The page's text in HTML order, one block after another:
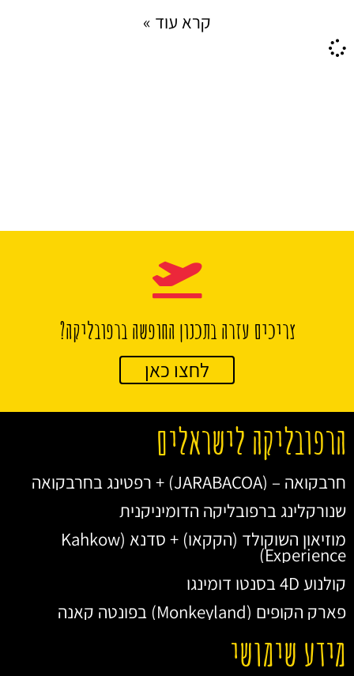
קרא עוד »
צריכים עזרה בתכנון החופשה ברפובליקה?
לחצו כאן
הרפובליקה לישראלים
חרבקואה – (JARABACOA) + רפטינג בחרבקואה
שנורקלינג ברפובליקה הדומיניקנית
מוזיאון השוקולד (הקקאו) + סדנא (Kahkow
Experience)
קולנוע 4D בסנטו דומינגו
פארק הקופים (Monkeyland) בפונטה קאנה
מידע שימושי